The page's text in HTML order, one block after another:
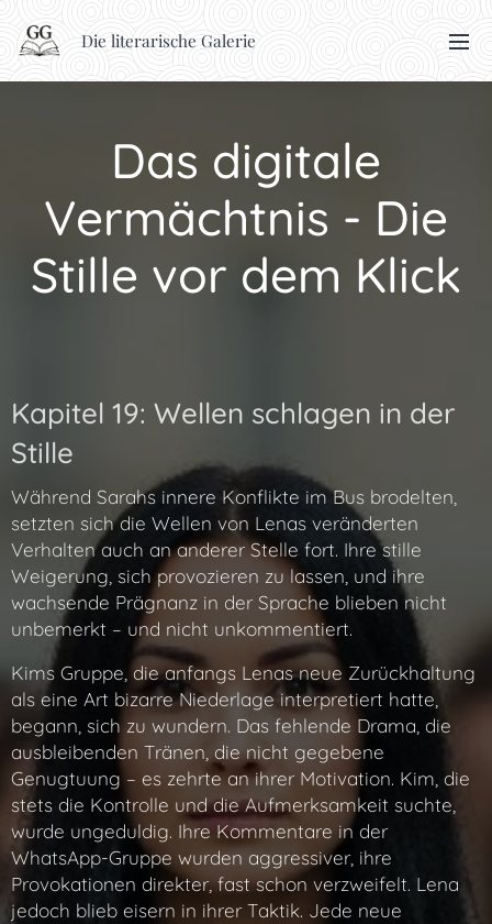
Die literarische Galerie
Das digitale
Vermächtnis - Die
Stille vor dem Klick
Kapitel 19: Wellen schlagen in der
Stille
Während Sarahs innere Konflikte im Bus brodelten,
setzten sich die Wellen von Lenas veränderten
Verhalten auch an anderer Stelle fort. Ihre stille
Weigerung, sich provozieren zu lassen, und ihre
wachsende Prägnanz in der Sprache blieben nicht
unbemerkt – und nicht unkommentiert.
Kims Gruppe, die anfangs Lenas neue Zurückhaltung
als eine Art bizarre Niederlage interpretiert hatte,
begann, sich zu wundern. Das fehlende Drama, die
ausbleibenden Tränen, die nicht gegebene
Genugtuung – es zehrte an ihrer Motivation. Kim, die
stets die Kontrolle und die Aufmerksamkeit suchte,
wurde ungeduldig. Ihre Kommentare in der
WhatsApp-Gruppe wurden aggressiver, ihre
Provokationen direkter, fast schon verzweifelt. Lena
jedoch blieb eisern in ihrer Taktik. Jede neue